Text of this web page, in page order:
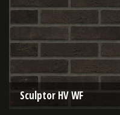
Sculptor HV WF